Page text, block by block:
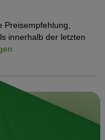
Preisempfehlung,
innerhalb der letzten